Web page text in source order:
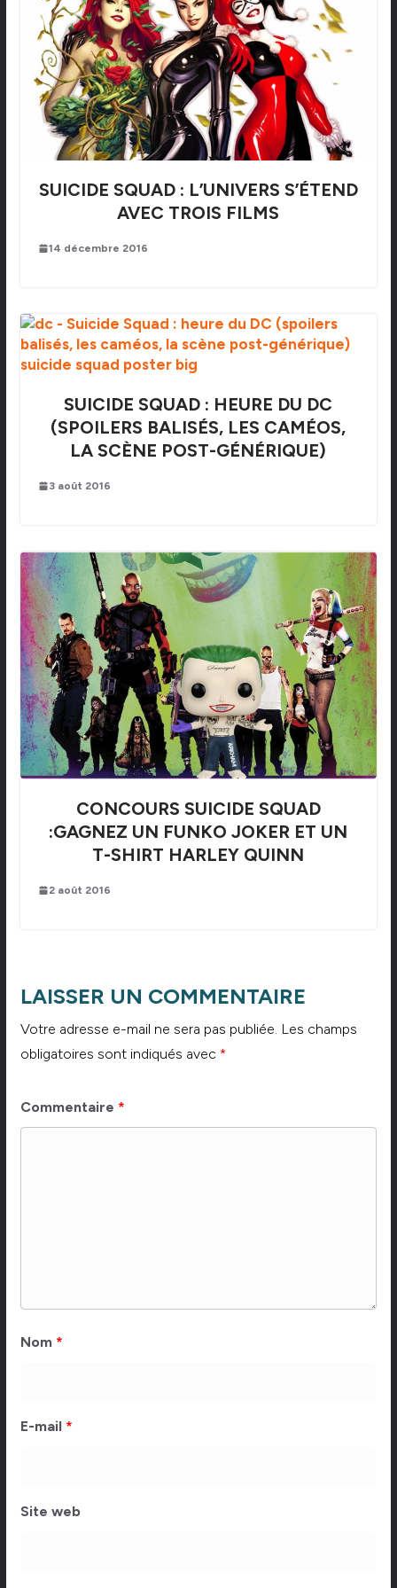
SUICIDE SQUAD : L’UNIVERS S’ÉTEND
AVEC TROIS FILMS
14 décembre 2016
SUICIDE SQUAD : HEURE DU DC
(SPOILERS BALISÉS, LES CAMÉOS,
LA SCÈNE POST-GÉNÉRIQUE)
3 août 2016
CONCOURS SUICIDE SQUAD
:GAGNEZ UN FUNKO JOKER ET UN
T-SHIRT HARLEY QUINN
2 août 2016
LAISSER UN COMMENTAIRE
Votre adresse e-mail ne sera pas publiée. Les champs
obligatoires sont indiqués avec *
Commentaire *
Nom *
E-mail *
Site web